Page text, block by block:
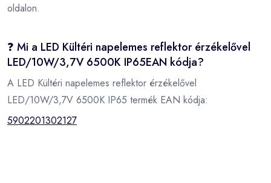
oldalon.
❓ Mi a LED Kültéri napelemes reflektor érzékelővel
LED/10W/3,7V 6500K IP65EAN kódja?
A LED Kültéri napelemes reflektor érzékelővel
LED/10W/3,7V 6500K IP65 termék EAN kódja:
5902201302127